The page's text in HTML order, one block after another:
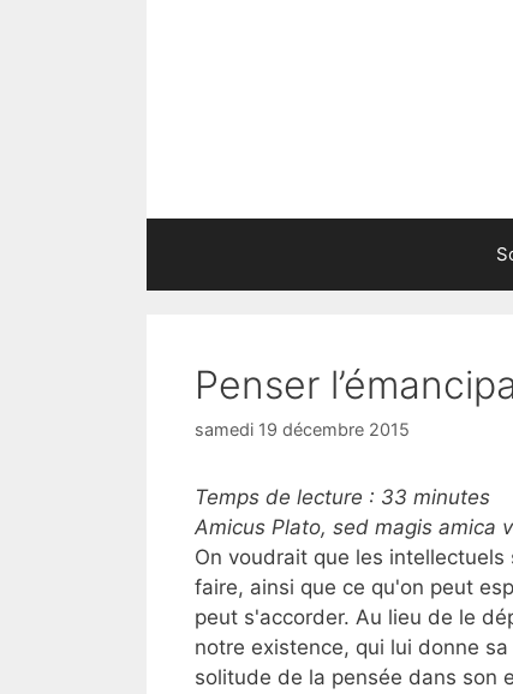
Penser
samedi 19 décembre 2015
Temps de lecture : 33 minutes
Amicus Plato, sed magis amica
On voudrait que les
faire, ainsi que ce qu'on peut
peut s'accorder. Au lieu de le
notre existence, qui lui donne
solitude de la pensée dans son